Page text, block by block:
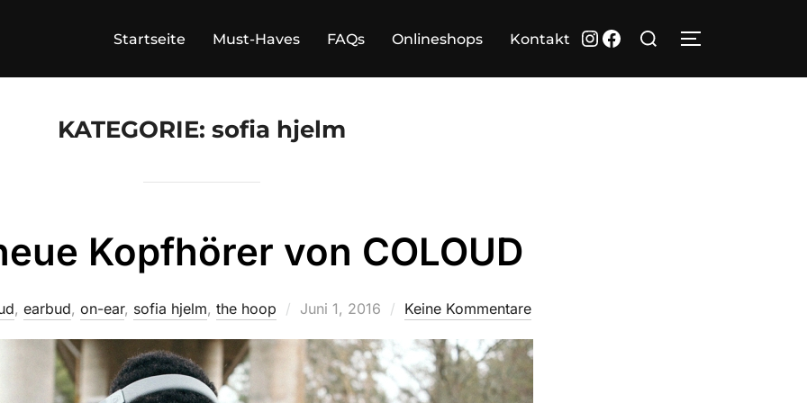
Startseite Must-Haves FAQs Onlineshops Kontakt Instagram
Facebook
Suchen
KATEGORIE: sofia hjelm
Kopfhörer von COLOUD
, earbud, on-ear, sofia hjelm, the hoop
Veröffentlicht
Juni 1, 2016 Keine Kommentare